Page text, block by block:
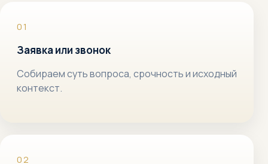
Заявка или звонок
Собираем суть вопроса, срочность и исходный
контекст.